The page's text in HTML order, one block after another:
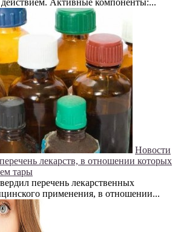
Новости
лекарств, в отношении которых
тары
перечень лекарственных
применения, в отношении...